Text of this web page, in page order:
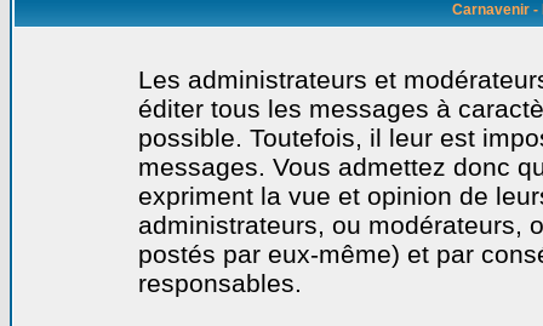
Carnavenir -
Les administrateurs et
éditer tous les messages à
possible. Toutefois, il leur est
messages. Vous admettez donc
expriment la vue et opinion de
administrateurs, ou modérateurs,
postés par eux-même) et par
responsables.